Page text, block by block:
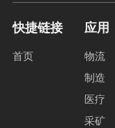
快捷链接
首页
应用
物流
制造
医疗
采矿